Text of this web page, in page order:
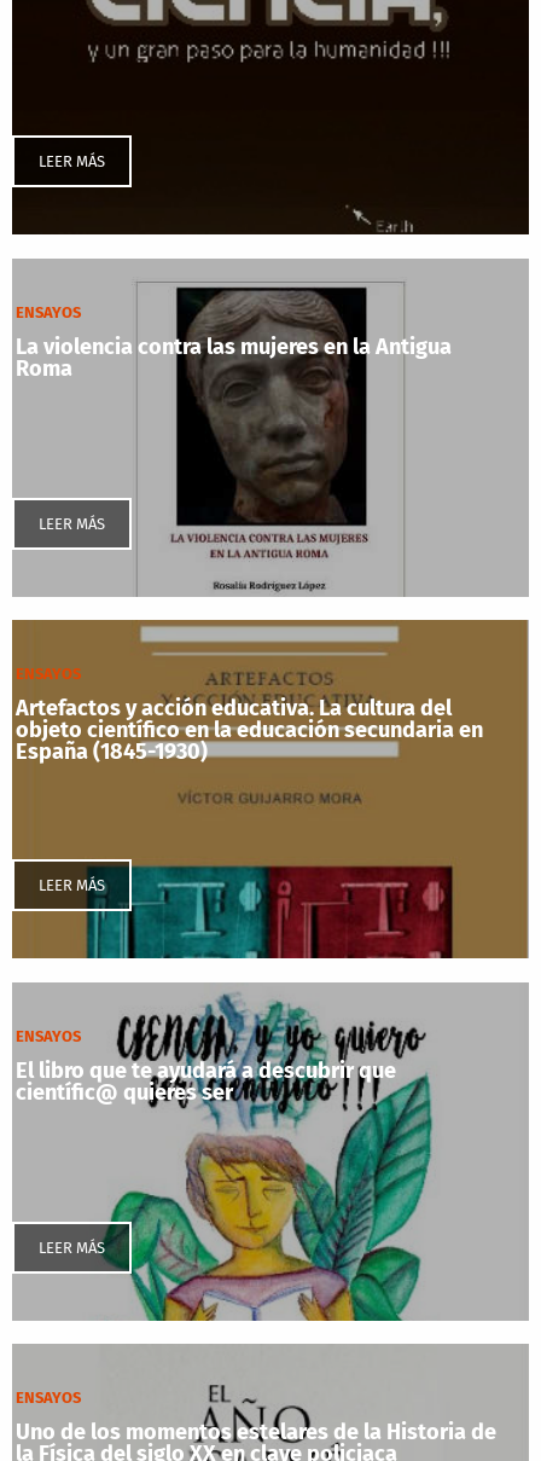
LEER MÁS
ENSAYOS
La violencia contra las mujeres en la Antigua
Roma
LEER MÁS
ENSAYOS
Artefactos y acción educativa. La cultura del
objeto científico en la educación secundaria en
España (1845-1930)
LEER MÁS
ENSAYOS
El libro que te ayudará a descubrir que
científic@ quieres ser
LEER MÁS
ENSAYOS
Uno de los momentos estelares de la Historia de
la Física del siglo XX en clave policiaca